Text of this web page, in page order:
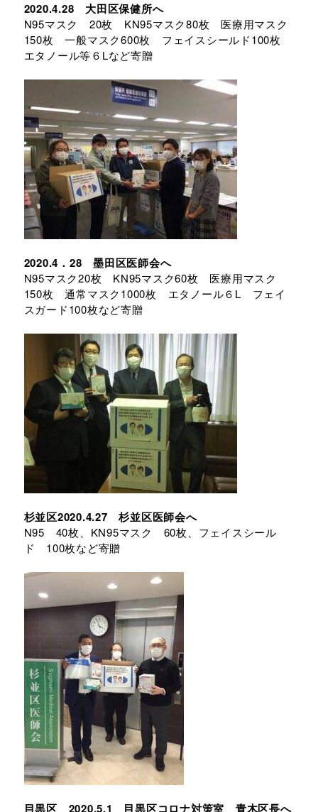
2020.4.28 大田区保健所へ
N95マスク 20枚 KN95マスク80枚 医療用マスク
150枚 一般マスク600枚 フェイスシールド100枚
エタノール等６Lなど寄贈
2020.4．28 墨田区医師会へ
N95マスク20枚 KN95マスク60枚 医療用マスク
150枚 通常マスク1000枚 エタノール６L フェイ
スガード100枚など寄贈
杉並区2020.4.27 杉並区医師会へ
N95 40枚、KN95マスク 60枚、フェイスシール
ド 100枚など寄贈
目黒区 2020.5.1 目黒区コロナ対策室 青木区長へ